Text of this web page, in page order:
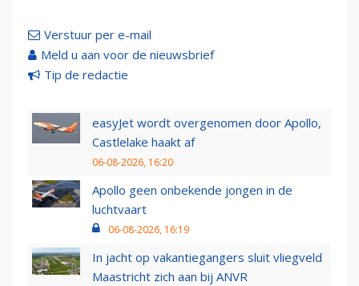
Verstuur per e-mail
Meld u aan voor de nieuwsbrief
Tip de redactie
easyJet wordt overgenomen door Apollo,
Castlelake haakt af
06-08-2026, 16:20
Apollo geen onbekende jongen in de
luchtvaart
06-08-2026, 16:19
In jacht op vakantiegangers sluit vliegveld
Maastricht zich aan bij ANVR